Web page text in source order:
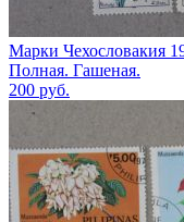
Марки Чехословакия
Полная. Гашеная.
200 руб.